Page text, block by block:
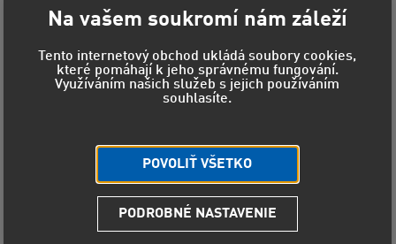
Na vašem soukromí nám záleží
Tento internetový obchod ukládá soubory cookies,
které pomáhají k jeho správnému fungování.
Využíváním našich služeb s jejich používáním
souhlasíte.
POVOLIŤ VŠETKO
PODROBNÉ NASTAVENIE